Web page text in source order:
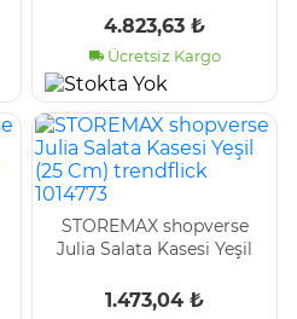
4.823,63 ₺
Ücretsiz Kargo
STOREMAX shopverse
Julia Salata Kasesi Yeşil
1.473,04 ₺